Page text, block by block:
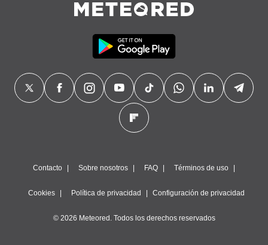
Contacto Sobre nosotros FAQ Términos de uso
Cookies Política de privacidad Configuración de privacidad
© 2026 Meteored. Todos los derechos reservados